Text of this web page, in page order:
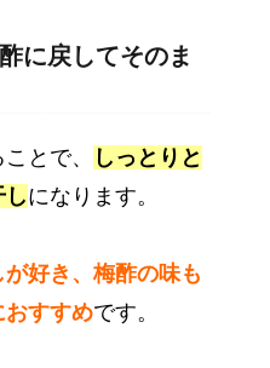
に戻してそのま
とで、
しっとりと
しになります。
好き、梅酢の味も
おすすめです。